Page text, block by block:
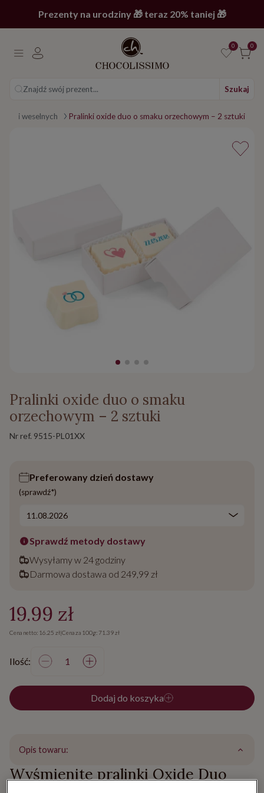
Prezenty na urodziny 🎁 teraz 20% taniej 🎁
0 0
Znajdź swój prezent... Szukaj
gości weselnych Pralinki oxide duo o smaku orzechowym – 2 sztuki
Pralinki oxide duo o smaku
orzechowym – 2 sztuki
Nr ref. 9515-PL01XX
Preferowany dzień dostawy
(sprawdź*)
Sprawdź metody dostawy
Wysyłamy w 24 godziny
Darmowa dostawa od 249,99 zł
19.99 zł
Cena netto: 16.25 zł|Cena za 100g: 71.39 zł
Ilość:
Dodaj do koszyka
Opis towaru:
Wyśmienite pralinki Oxide Duo